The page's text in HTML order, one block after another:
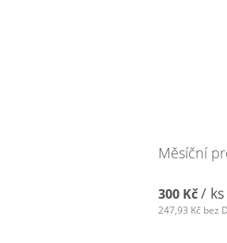
Měsíční
300 Kč / ks
247,93 Kč bez